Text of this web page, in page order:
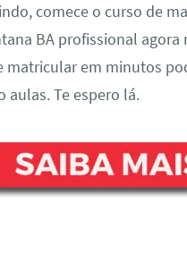
comece o curso de
BA profissional agora
matricular em minutos
aulas. Te espero lá.